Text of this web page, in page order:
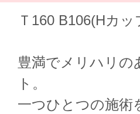
Ｔ160 B106(Hカ
豊満でメリハリ
ト。
一つひとつの施術